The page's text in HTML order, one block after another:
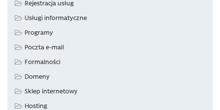
Rejestracja usług
Usługi informatyczne
Programy
Poczta e-mail
Formalności
Domeny
Sklep internetowy
Hosting